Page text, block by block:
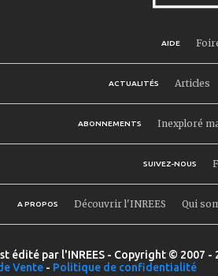
AIDE
ACTUALITÉS Articles
ABONNEMENTS Inexploré
SUIVEZ-NOUS
A PROPOS Découvrir l'INREES Qui
édité par l'INREES - Copyright © 2007
Vente - Politique de confidentialité